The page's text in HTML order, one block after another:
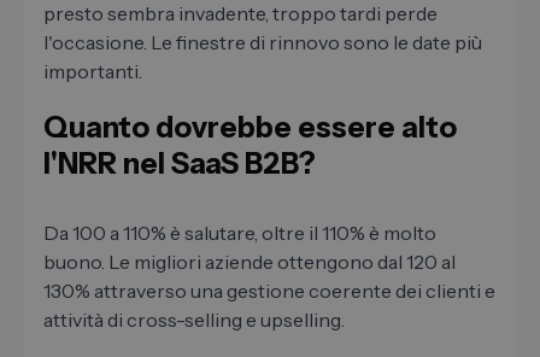
presto sembra invadente, troppo tardi perde
l'occasione. Le finestre di rinnovo sono le date più
importanti.
Quanto dovrebbe essere alto
l'NRR nel SaaS B2B?
Da 100 a 110% è salutare, oltre il 110% è molto
buono. Le migliori aziende ottengono dal 120 al
130% attraverso una gestione coerente dei clienti e
attività di cross-selling e upselling.